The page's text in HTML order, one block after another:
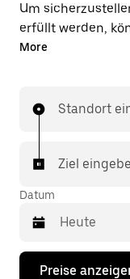
Um
erfüllt werden,
lizenzierte
Preise, die du
In einigen
Uber App gezielt
sein möchtest,
zugewiesen wird.
More
Standort
Ziel
Datum
Drücke
Preise